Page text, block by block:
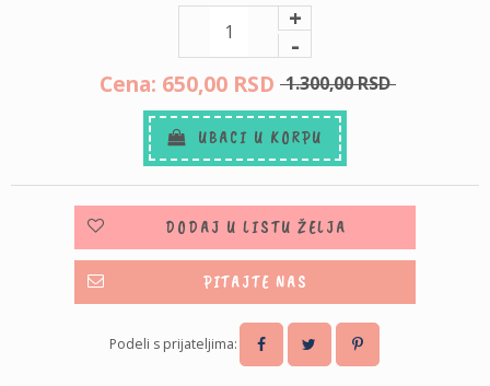
+
-
Cena: 650,00 RSD 1.300,00RSD
UBACI U KORPU
DODAJ U LISTU ŽELJA
PITAJTE NAS
Podeli s prijateljima: